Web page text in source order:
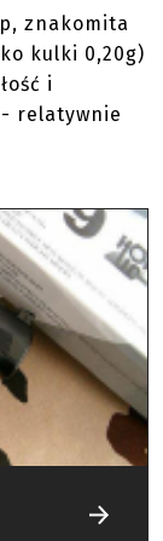
znakomita
kulki 0,20g)
i
relatywnie